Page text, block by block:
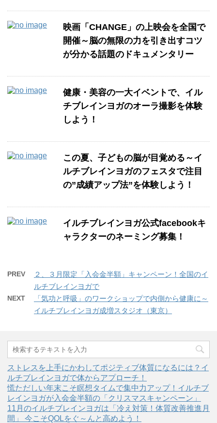
映画「CHANGE」の上映会を全国で
開催～脳の無限の力を引き出すコツ
が分かる話題のドキュメンタリー
健康・美容の一大イベントで、イル
チブレインヨガのオーラ撮影を体験
しよう！
この夏、子どもの脳が目覚める～イ
ルチブレインヨガのフェスタで注目
の”成績アップ法”を体験しよう！
イルチブレインヨガ公式facebookキ
ャラクターのネーミング募集！
PREV
２、３月限定「入会金半額」キャンペーン！全国のイ
ルチブレインヨガで
NEXT
「気功と呼吸」のワークショップで内側から健康に～
イルチブレインヨガ成増スタジオ（東京）
ストレスを上手にかわしてポジティブ体質になるには？イ
ルチブレインヨガで体からアプローチ！
慌ただしい年末こそ瞑想タイムで集中力アップ！イルチブ
レインヨガが入会金半額の「クリスマスキャンペーン」
11月のイルチブレインヨガは「冷え対策！体質改善推進月
間」 今こそQOLをぐ～んと高めよう！